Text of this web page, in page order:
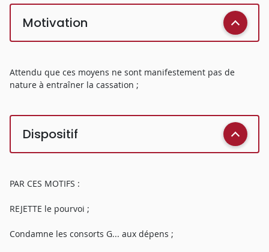
Motivation
Attendu que ces moyens ne sont manifestement pas de
nature à entraîner la cassation ;
Dispositif
PAR CES MOTIFS :
REJETTE le pourvoi ;
Condamne les consorts G... aux dépens ;